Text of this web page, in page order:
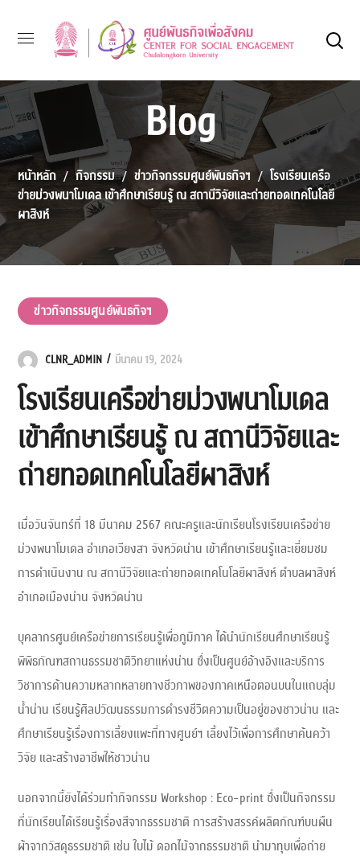
Blog
หน้าหลัก กิจกรรม ข่าวกิจกรรมศูนย์พันธกิจฯ
โรงเรียนเครือ
ข่ายม่วงพนาโมเดล เข้าศึกษาเรียนรู้ ณ สถานีวิจัยและถ่ายทอดเทคโนโลยี
ผาสิงห์
ข่าวกิจกรรมศูนย์พันธกิจฯ
CLNR_ADMIN มีนาคม 19, 2024
โรงเรียนเครือข่ายม่วงพนาโมเดล
เข้าศึกษาเรียนรู้ ณ สถานีวิจัยและ
ถ่ายทอดเทคโนโลยีผาสิงห์
เมื่อวันจันทร์ที่ 18 มีนาคม 2567 คณะครูและนักเรียนโรงเรียนเครือข่าย
ม่วงพนาโมเดล อำเภอเวียงสา จังหวัดน่าน เข้าศึกษาเรียนรู้และเยี่ยมชม
การดำเนินงาน ณ สถานีวิจัยและถ่ายทอดเทคโนโลยีผาสิงห์ ตำบลผาสิงห์
อำเภอเมืองน่าน จังหวัดน่าน
บุคลากรศูนย์เครือข่ายการเรียนรู้เพื่อภูมิภาค ได้นำนักเรียนศึกษาเรียนรู้
พิพิธภัณฑสถานธรรมชาติวิทยาแห่งน่าน ซึ่งเป็นศูนย์อ้างอิงและบริการ
วิชาการด้านความหลากหลายทางชีวภาพของภาคเหนือตอนบนในแถบลุ่ม
น้ำน่าน เรียนรู้ศิลปวัฒนธรรมการดำรงชีวิตความเป็นอยู่ของชาวน่าน และ
ศึกษาเรียนรู้เรื่องการเลี้ยงแพะที่ทางศูนย์ฯ เลี้ยงไว้เพื่อการศึกษาค้นคว้า
วิจัย และสร้างอาชีพให้ชาวน่าน
นอกจากนี้ยังได้ร่วมทำกิจกรรม Workshop : Eco-print ซึ่งเป็นกิจกรรม
ที่นักเรียนได้เรียนรู้เรื่องสีจากธรรมชาติ การสร้างสรรค์ผลิตภัณฑ์บนผืน
ผ้าจากวัสดุธรรมชาติ เช่น ใบไม้ ดอกไม้จากธรรมชาติ นำมาทุบเพื่อถ่าย